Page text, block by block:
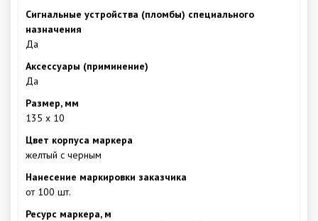
Сигнальные устройства (пломбы) специального
назначения
Да
Аксессуары (приминение)
Да
Размер, мм
135 х 10
Цвет корпуса маркера
желтый с черным
Нанесение маркировки заказчика
от 100 шт.
Ресурс маркера, м